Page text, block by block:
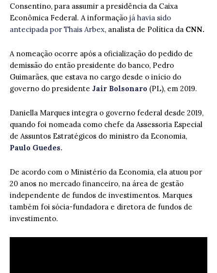
Consentino, para assumir a presidência da Caixa
Econômica Federal. A informação já havia sido
antecipada por Thais Arbex, analista de Política da CNN.
A nomeação ocorre após a oficialização do pedido de
demissão do então presidente do banco, Pedro
Guimarães, que estava no cargo desde o início do
governo do presidente Jair Bolsonaro (PL), em 2019.
Daniella Marques integra o governo federal desde 2019,
quando foi nomeada como chefe da Assessoria Especial
de Assuntos Estratégicos do ministro da Economia,
Paulo Guedes.
De acordo com o Ministério da Economia, ela atuou por
20 anos no mercado financeiro, na área de gestão
independente de fundos de investimentos. Marques
também foi sócia-fundadora e diretora de fundos de
investimento.